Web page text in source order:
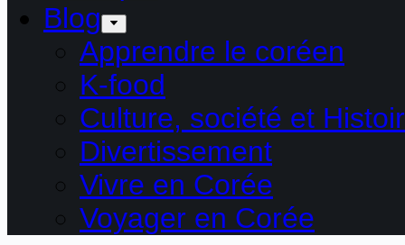
Blog
Apprendre le coréen
K-food
Culture, société et
Divertissement
Vivre en Corée
Voyager en Corée